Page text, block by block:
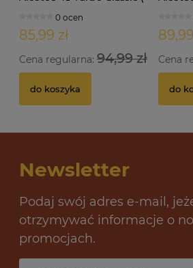
0 ocen
85,99 zł
Cena regularna: 94,99 zł
do koszyka
Cena
do
Newsletter
Podaj swój adres e-mail,
otrzymywać informacje o
promocjach.